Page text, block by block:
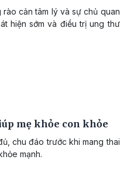
cản tâm lý và sự chủ quan
hiện sớm và điều trị ung thư
mẹ khỏe con khỏe
chu đáo trước khi mang thai
mạnh.